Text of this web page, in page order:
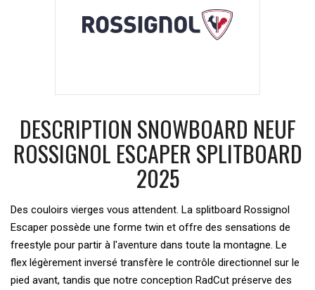
DESCRIPTION SNOWBOARD NEUF
ROSSIGNOL ESCAPER SPLITBOARD
2025
Des couloirs vierges vous attendent. La splitboard Rossignol
Escaper possède une forme twin et offre des sensations de
freestyle pour partir à l'aventure dans toute la montagne. Le
flex légèrement inversé transfère le contrôle directionnel sur le
pied avant, tandis que notre conception RadCut préserve des